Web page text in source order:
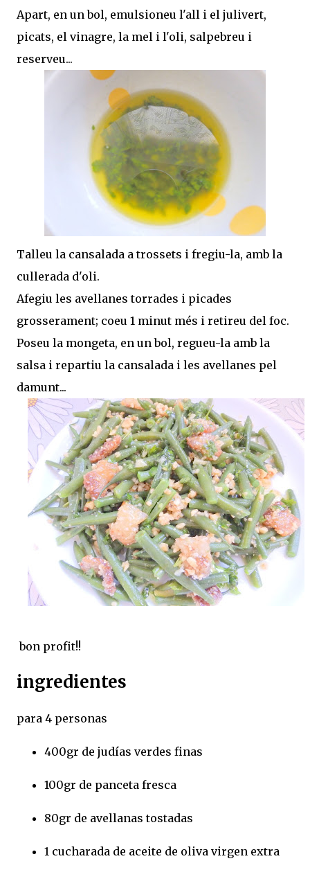
Apart, en un bol, emulsioneu l'all i el julivert,
picats, el vinagre, la mel i l'oli, salpebreu i
reserveu...
Talleu la cansalada a trossets i fregiu-la, amb la
cullerada d'oli.
Afegiu les avellanes torrades i picades
grosserament; coeu 1 minut més i retireu del foc.
Poseu la mongeta, en un bol, regueu-la amb la
salsa i repartiu la cansalada i les avellanes pel
damunt...
bon profit!!
ingredientes
para 4 personas
400gr de judías verdes finas
100gr de panceta fresca
80gr de avellanas tostadas
1 cucharada de aceite de oliva virgen extra